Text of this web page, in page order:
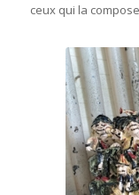
ceux qui la